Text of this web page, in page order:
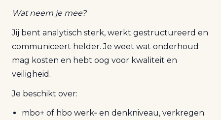
Wat neem je mee?
Jij bent analytisch sterk, werkt gestructureerd en
communiceert helder. Je weet wat onderhoud
mag kosten en hebt oog voor kwaliteit en
veiligheid.
Je beschikt over:
mbo+ of hbo werk‑ en denkniveau, verkregen